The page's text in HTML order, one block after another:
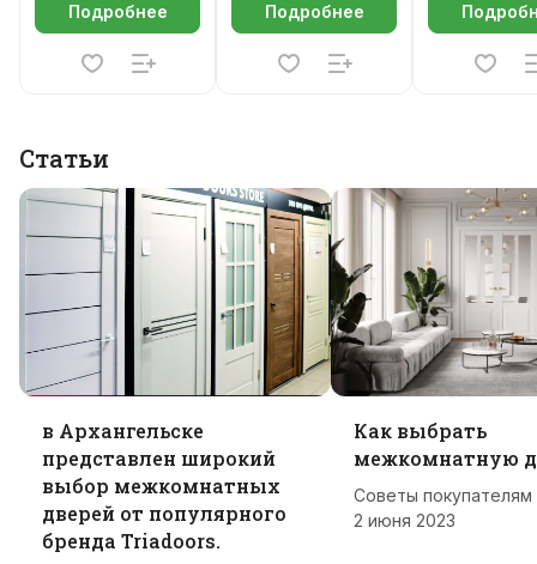
Подробнее Подробнее
Статьи
в Архангельске
представлен широкий
выбор межкомнатных
дверей от популярного
бренда Triadoors.
Как выбрать
межкомнатную
Советы покупателям
2 июня 2023